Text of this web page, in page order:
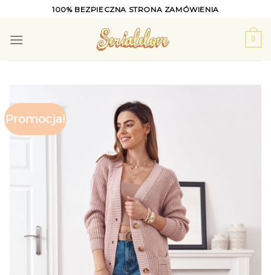
content
100% BEZPIECZNA STRONA ZAMÓWIENIA
0
Promocja!